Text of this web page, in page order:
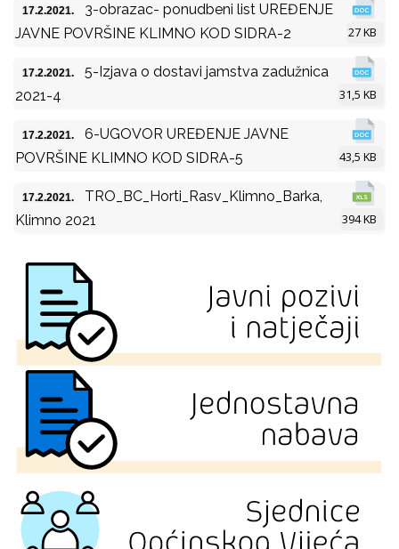
17.2.2021.
3-obrazac- ponudbeni list UREĐENJE
JAVNE POVRŠINE KLIMNO KOD SIDRA-2
27 KB
17.2.2021.
5-Izjava o dostavi jamstva zadužnica
2021-4
31,5 KB
17.2.2021.
6-UGOVOR UREĐENJE JAVNE
POVRŠINE KLIMNO KOD SIDRA-5
43,5 KB
17.2.2021.
TRO_BC_Horti_Rasv_Klimno_Barka,
Klimno 2021
394 KB